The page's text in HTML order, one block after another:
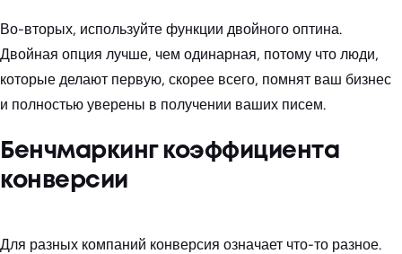
Во-вторых, используйте функции двойного оптина.
Двойная опция лучше, чем одинарная, потому что люди,
которые делают первую, скорее всего, помнят ваш бизнес
и полностью уверены в получении ваших писем.
Бенчмаркинг коэффициента
конверсии
Для разных компаний конверсия означает что-то разное.